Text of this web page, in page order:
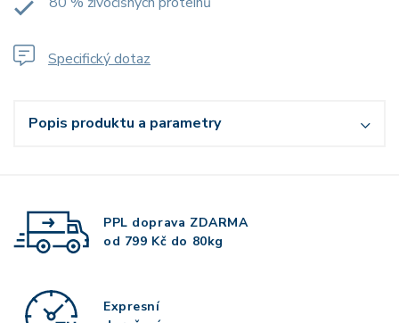
Specifický dotaz
Popis produktu a parametry
PPL doprava ZDARMA
od 799 Kč do 80kg
Expresní